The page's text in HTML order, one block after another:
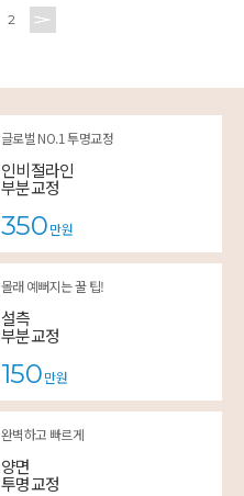
2
글로벌 NO.1 투명교정
인비절라인
부분교정
350만원
몰래 예뻐지는 꿀 팁!
설측
부분교정
150만원
완벽하고 빠르게
양면
투명교정